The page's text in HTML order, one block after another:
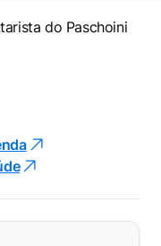
do Paschoini